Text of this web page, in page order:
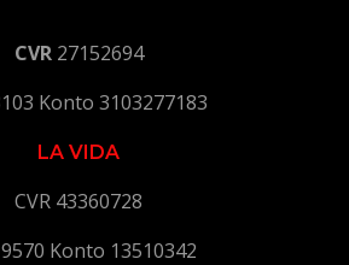
CVR 27152694
Konto 3103277183
LA VIDA
CVR 43360728
Konto 13510342